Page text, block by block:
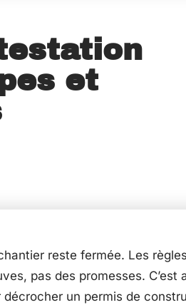
et
reste fermée. Les
pas des promesses. C’est
décrocher un permis de